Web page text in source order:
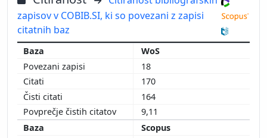
zapisov v COBIB.SI, ki so povezani z zapisi
citatnih baz
WoS
18
170
164
9,11
Scopus